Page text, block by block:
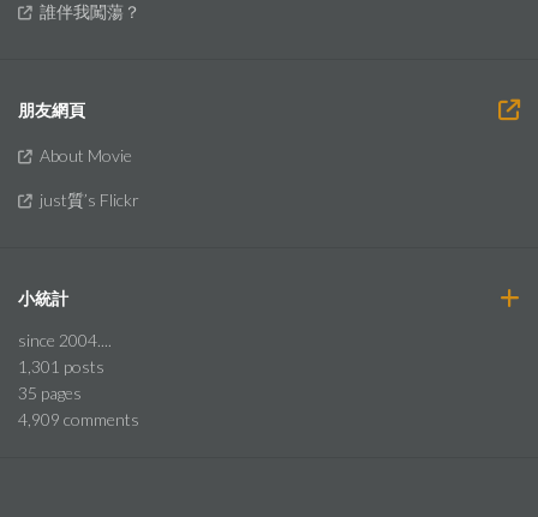
誰伴我闖蕩？
朋友網頁
About Movie
just質’s Flickr
小統計
since 2004....
1,301 posts
35 pages
4,909 comments